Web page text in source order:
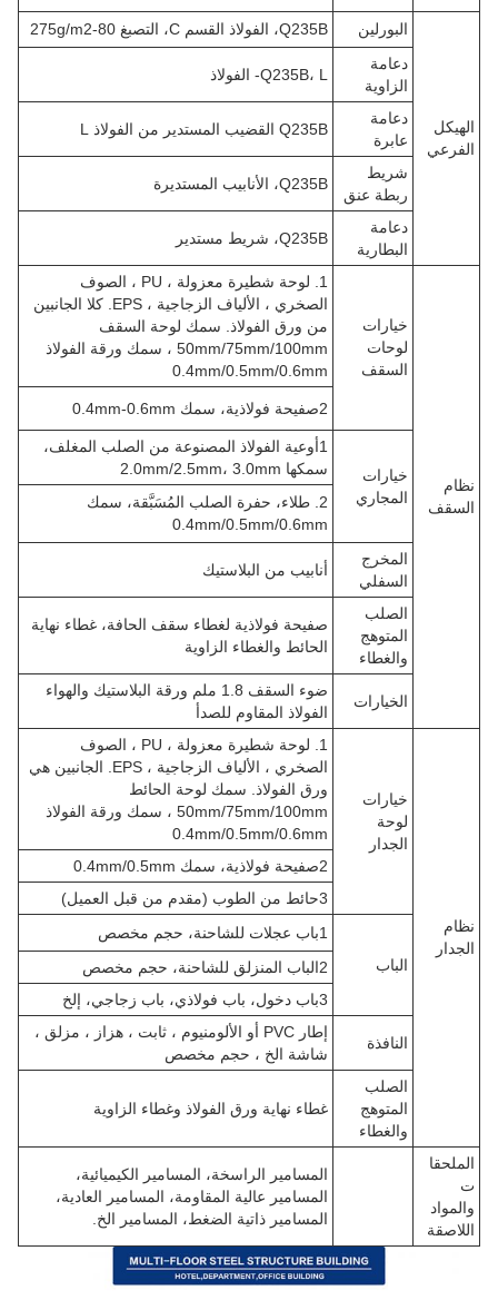
الهيكل
الفرعي
البورلين
Q235B، الفولاذ القسم C، التصبغ 80-275g/m2
دعامة
الزاوية
Q235B، L- الفولاذ
دعامة
عابرة
Q235B القضيب المستدير من الفولاذ L
شريط
ربطة عنق
Q235B، الأنابيب المستديرة
دعامة
البطارية
Q235B، شريط مستدير
نظام
السقف
خيارات
لوحات
السقف
1. لوحة شطيرة معزولة ، PU ، الصوف
الصخري ، الألياف الزجاجية ، EPS. كلا الجانبين
من ورق الفولاذ. سمك لوحة السقف
50mm/75mm/100mm ، سمك ورقة الفولاذ
0.4mm/0.5mm/0.6mm
2صفيحة فولاذية، سمك 0.4mm-0.6mm
خيارات
المجاري
1أوعية الفولاذ المصنوعة من الصلب المغلف،
سمكها 2.0mm/2.5mm، 3.0mm
2. طلاء، حفرة الصلب المُسَبَّقة، سمك
0.4mm/0.5mm/0.6mm
المخرج
السفلي
أنابيب من البلاستيك
الصلب
المتوهج
والغطاء
صفيحة فولاذية لغطاء سقف الحافة، غطاء نهاية
الحائط والغطاء الزاوية
الخيارات
ضوء السقف 1.8 ملم ورقة البلاستيك والهواء
الفولاذ المقاوم للصدأ
نظام
الجدار
خيارات
لوحة
الجدار
1. لوحة شطيرة معزولة ، PU ، الصوف
الصخري ، الألياف الزجاجية ، EPS. الجانبين هي
ورق الفولاذ. سمك لوحة الحائط
50mm/75mm/100mm ، سمك ورقة الفولاذ
0.4mm/0.5mm/0.6mm
2صفيحة فولاذية، سمك 0.4mm/0.5mm
3حائط من الطوب (مقدم من قبل العميل)
الباب
1باب عجلات للشاحنة، حجم مخصص
2الباب المنزلق للشاحنة، حجم مخصص
3باب دخول، باب فولاذي، باب زجاجي، إلخ
النافذة
إطار PVC أو الألومنيوم ، ثابت ، هزاز ، مزلق ،
شاشة الخ ، حجم مخصص
الصلب
المتوهج
والغطاء
غطاء نهاية ورق الفولاذ وغطاء الزاوية
الملحقا
ت
والمواد
اللاصقة
المسامير الراسخة، المسامير الكيميائية،
المسامير عالية المقاومة، المسامير العادية،
المسامير ذاتية الضغط، المسامير الخ.